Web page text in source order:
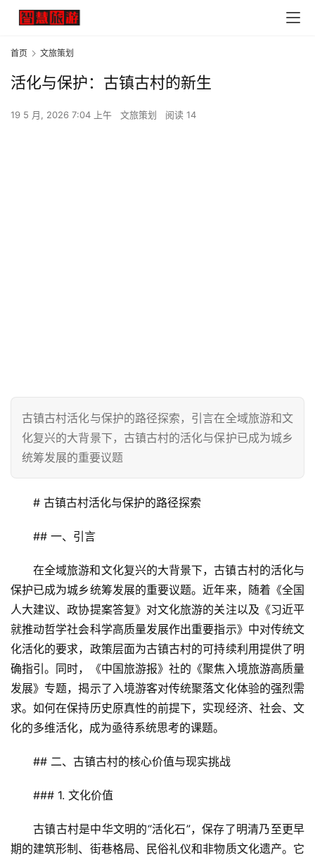
首页 文旅策划
活化与保护：古镇古村的新生
19 5 月, 2026 7:04 上午 文旅策划 阅读 14
古镇古村活化与保护的路径探索，引言在全域旅游和文
化复兴的大背景下，古镇古村的活化与保护已成为城乡
统筹发展的重要议题
# 古镇古村活化与保护的路径探索
## 一、引言
在全域旅游和文化复兴的大背景下，古镇古村的活化与
保护已成为城乡统筹发展的重要议题。近年来，随着《全国
人大建议、政协提案答复》对文化旅游的关注以及《习近平
就推动哲学社会科学高质量发展作出重要指示》中对传统文
化活化的要求，政策层面为古镇古村的可持续利用提供了明
确指引。同时，《中国旅游报》社的《聚焦入境旅游高质量
发展》专题，揭示了入境游客对传统聚落文化体验的强烈需
求。如何在保持历史原真性的前提下，实现经济、社会、文
化的多维活化，成为亟待系统思考的课题。
## 二、古镇古村的核心价值与现实挑战
### 1. 文化价值
古镇古村是中华文明的“活化石”，保存了明清乃至更早
期的建筑形制、街巷格局、民俗礼仪和非物质文化遗产。它